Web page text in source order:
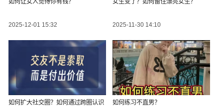
如何让女人觉得你有钱？
2025-12-01 15:32
女生变了？如何留住漂亮女生？
2025-11-30 14:10
如何扩大社交圈？如何通过跨圈认识
如何练习不直男？